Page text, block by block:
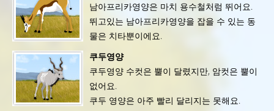
남아프리카영양은 마치 용수철처럼 뛰어요.
뛰고있는 남아프리카영양을 잡을 수 있는 동
물은 치타뿐이에요.
쿠두영양
쿠두영양 수컷은 뿔이 달렸지만, 암컷은 뿔이
없어요.
쿠두 영양은 아주 빨리 달리지는 못해요.